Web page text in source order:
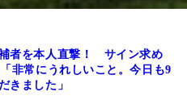
者を本人直撃！ サイン求め
非常にうれしいこと。今日も9
きました」